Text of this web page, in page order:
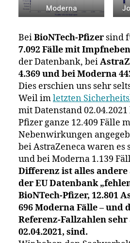
Moderna
BeiBioNTech-Pfizer sind
7.092Fälle mit
der Datenbank, bei
4.369 und bei Moderna
Dies erschien uns sehr
Weil imletzten
mit Datenstand
Pfizer ganze 12.409 Fälle
Nebenwirkungen
bei AstraZeneca waren es
und bei Moderna 1.139
Differenz ist alles
der EU Datenbank
BioNTech-Pfizer, 12.801
696 Moderna Fälle – und
Referenz-Fallzahlen
02.04.2021, sind.